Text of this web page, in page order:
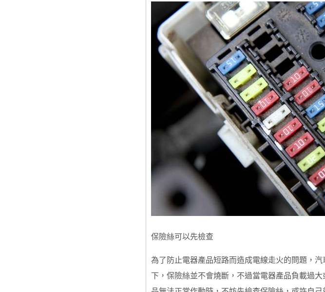
保險絲可以先檢查
為了防止電器產品短路而造成電線走火的問題，
下，保險絲並不會燒斷，不過當電器產品負載過